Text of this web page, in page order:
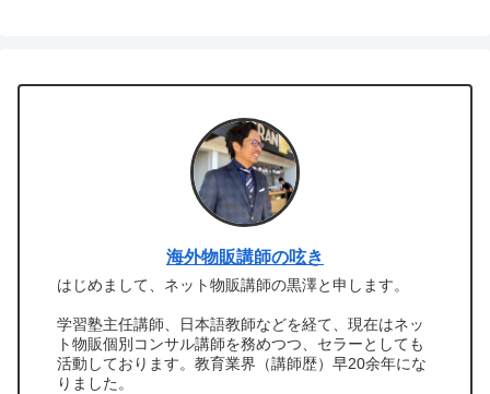
海外物販講師の呟き
はじめまして、ネット物販講師の黒澤と申します。
学習塾主任講師、日本語教師などを経て、現在はネッ
ト物販個別コンサル講師を務めつつ、セラーとしても
活動しております。教育業界（講師歴）早20余年にな
りました。